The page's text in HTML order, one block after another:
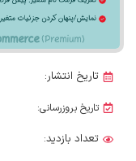
تاریخ انتشار:
تاریخ بروزرسانی:
تعداد بازدید: